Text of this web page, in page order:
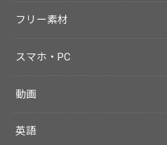
フリー素材
スマホ・PC
動画
英語